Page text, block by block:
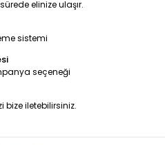
elinize ulaşır.
sistemi
seçeneği
bize iletebilirsiniz.